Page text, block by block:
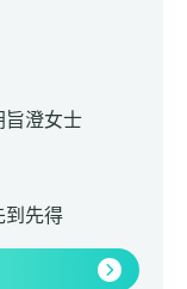
旨澄女士
到先得